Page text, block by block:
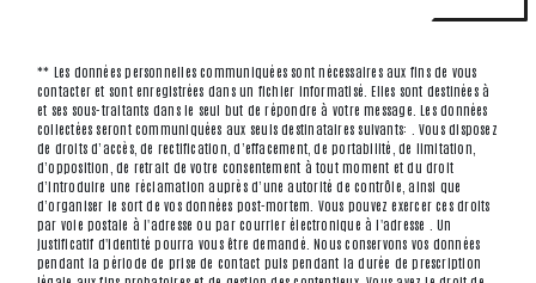
** Les données personnelles communiquées sont nécessaires aux fins de vous
contacter et sont enregistrées dans un fichier informatisé. Elles sont destinées à
et ses sous-traitants dans le seul but de répondre à votre message. Les données
collectées seront communiquées aux seuls destinataires suivants: . Vous disposez
de droits d’accès, de rectification, d’effacement, de portabilité, de limitation,
d’opposition, de retrait de votre consentement à tout moment et du droit
d’introduire une réclamation auprès d’une autorité de contrôle, ainsi que
d’organiser le sort de vos données post-mortem. Vous pouvez exercer ces droits
par voie postale à l'adresse ou par courrier électronique à l'adresse . Un
justificatif d'identité pourra vous être demandé. Nous conservons vos données
pendant la période de prise de contact puis pendant la durée de prescription